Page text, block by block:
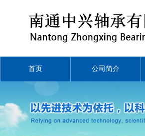
首页 公司简介